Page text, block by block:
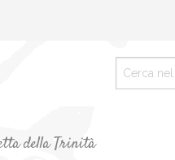
della Trinità